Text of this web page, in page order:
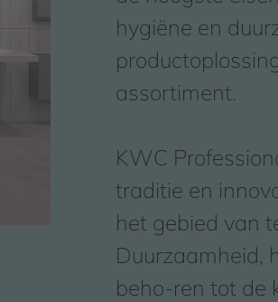
hygiëne en
assortiment.
KWC
traditie en
het gebied van
Duurzaamheid,
beho-ren tot de